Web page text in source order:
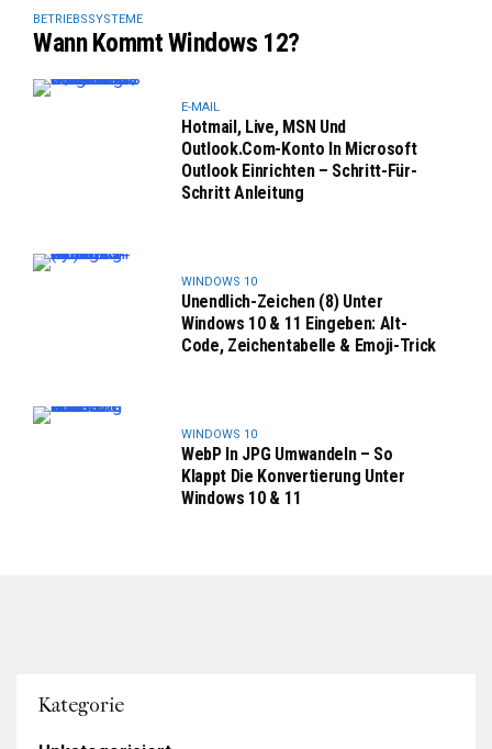
BETRIEBSSYSTEME
Wann Kommt Windows 12?
E-MAIL
Hotmail, Live, MSN Und
Outlook.com-Konto In Microsoft
Outlook Einrichten – Schritt-Für-
Schritt Anleitung
WINDOWS 10
Unendlich-Zeichen (8) Unter
Windows 10 & 11 Eingeben: Alt-
Code, Zeichentabelle & Emoji-Trick
WINDOWS 10
WebP In JPG Umwandeln – So
Klappt Die Konvertierung Unter
Windows 10 & 11
Kategorie